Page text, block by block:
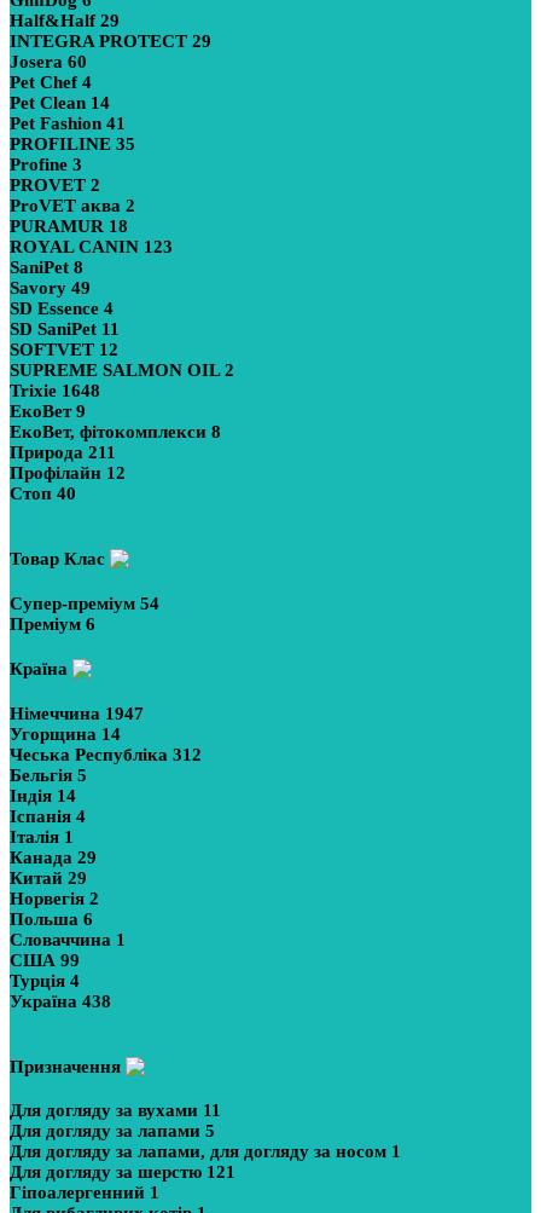
Half&Half 29
INTEGRA PROTECT 29
Josera 60
Pet Chef 4
Pet Clean 14
Pet Fashion 41
PROFILINE 35
Profine 3
PROVET 2
ProVET аква 2
PURAMUR 18
ROYAL CANIN 123
SaniPet 8
Savory 49
SD Essence 4
SD SaniPet 11
SOFTVET 12
SUPREME SALMON OIL2
Trixie 1648
ЕкоВет9
ЕкоВет, фітокомплекси 8
Природа 211
Профілайн 12
Стоп 40
Товар Клас
Супер-преміум 54
Преміум 6
Країна
Німеччина 1947
Угорщина 14
Чеська Республіка 312
Бельгія 5
Індія 14
Іспанія 4
Італія 1
Канада 29
Китай 29
Норвегія 2
Польша 6
Словаччина 1
США 99
Турція 4
Україна 438
Призначення
Для догляду за вухами 11
Для догляду за лапами 5
Для догляду за лапами, для догляду за носом 1
Для догляду за шерстю 121
Гіпоалергенний 1